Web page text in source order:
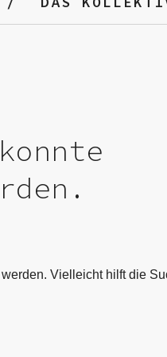
Vielleicht hilft die